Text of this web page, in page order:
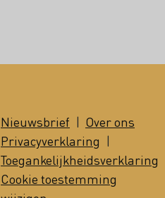
Nieuwsbrief | Over ons
Privacyverklaring |
Toegankelijkheidsverklaring
Cookie toestemming